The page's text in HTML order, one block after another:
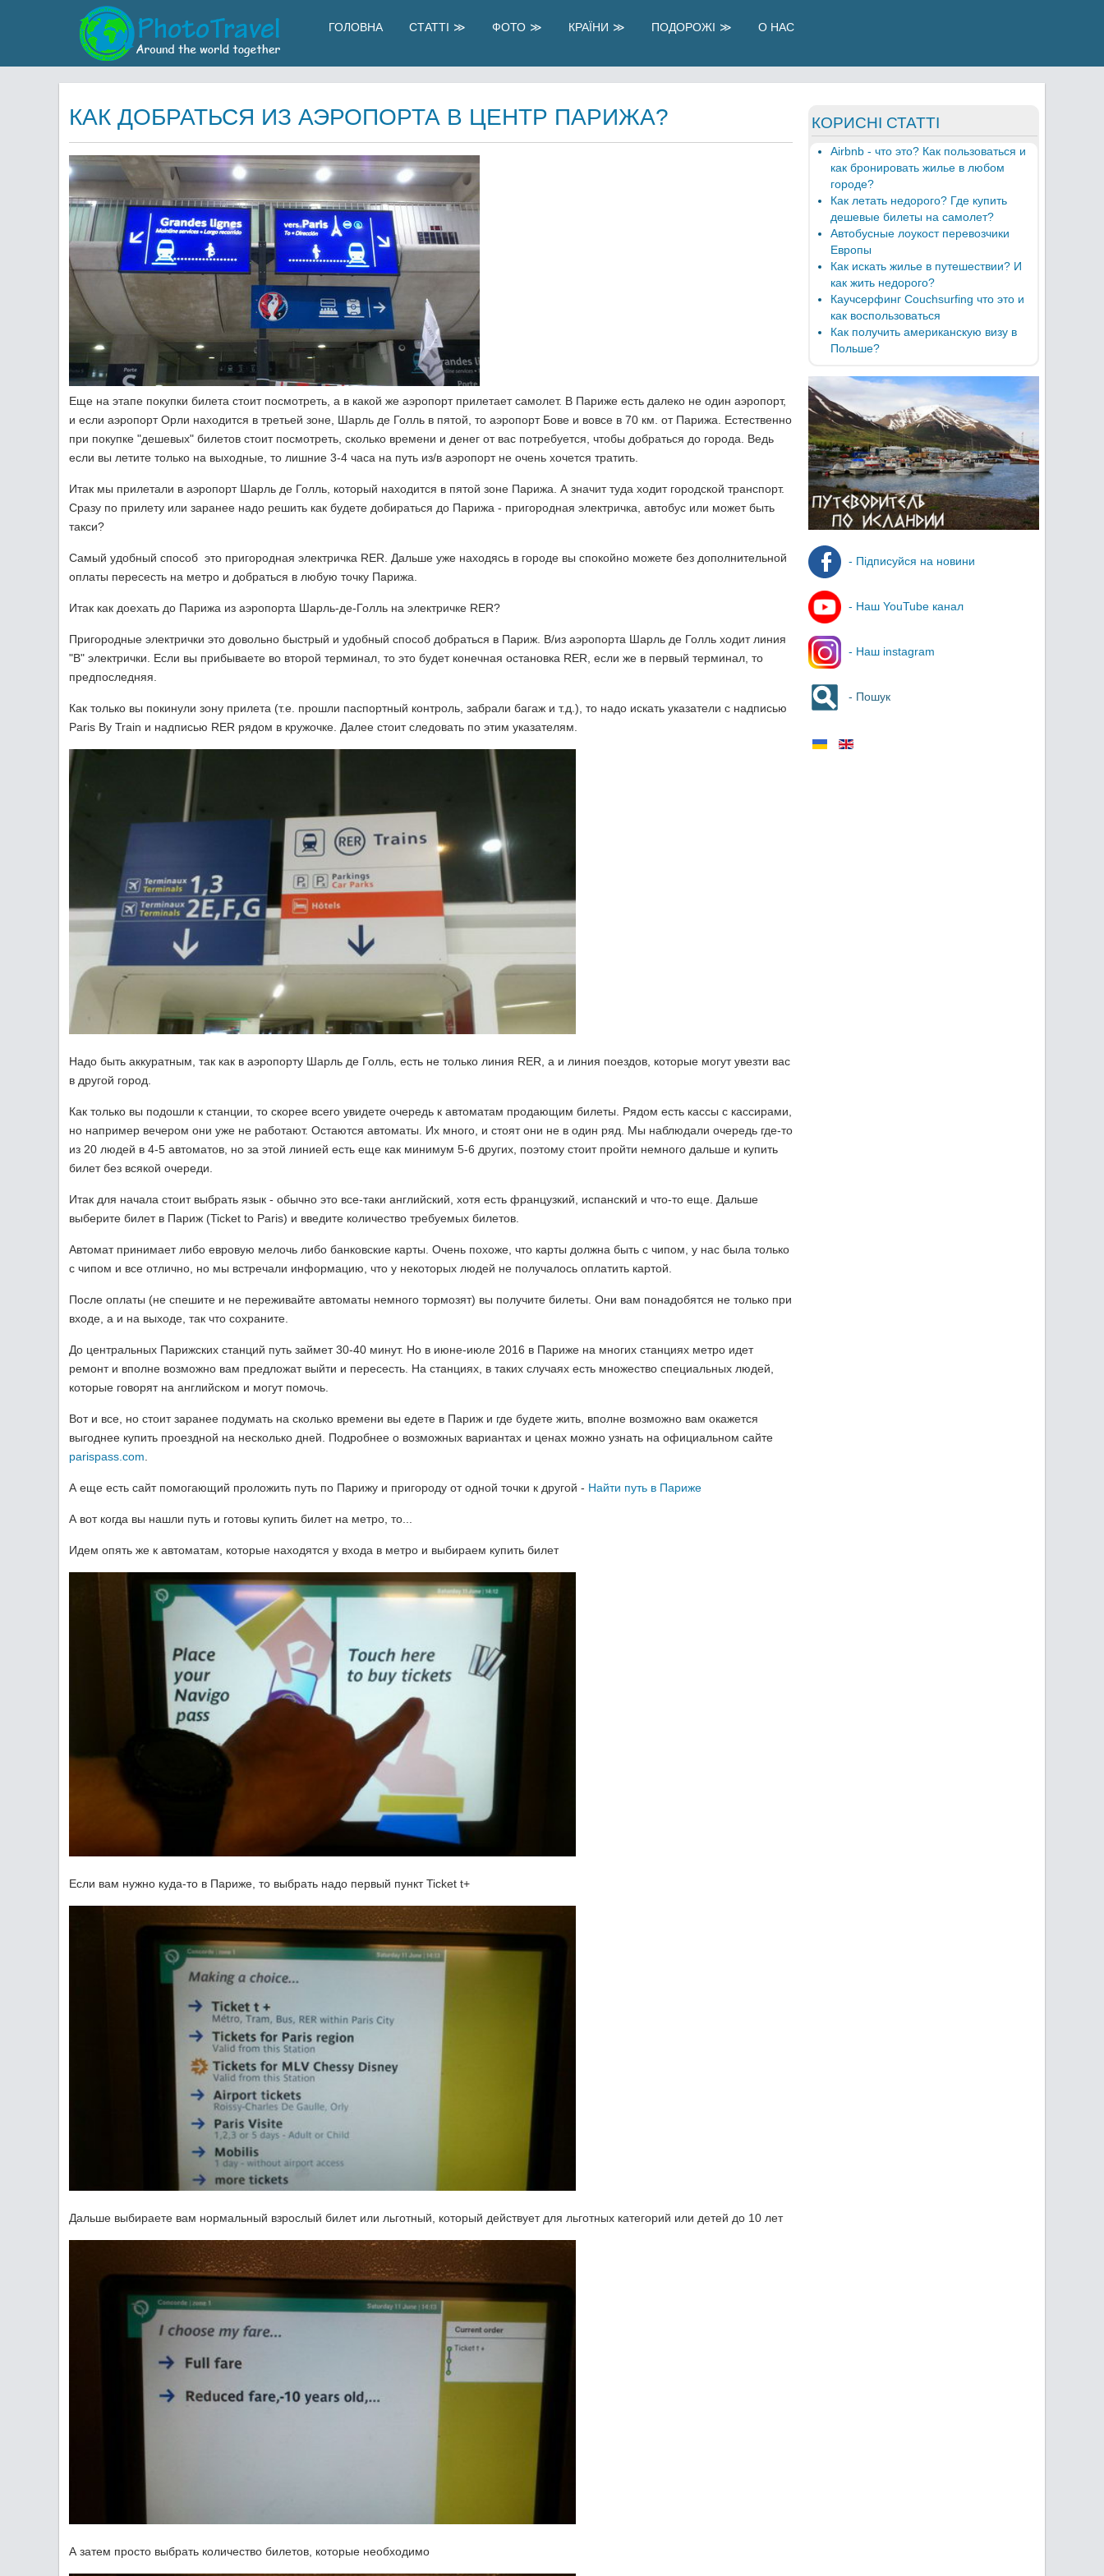
ГОЛОВНА СТАТТІ ФОТО КРАЇНИ ПОДОРОЖІ О НАС
КАК ДОБРАТЬСЯ ИЗ АЭРОПОРТА В ЦЕНТР ПАРИЖА?
Еще на этапе покупки билета стоит посмотреть, а в какой же аэропорт прилетает самолет. В Париже есть далеко не один аэропорт,
и если аэропорт Орли находится в третьей зоне, Шарль де Голль в пятой, то аэропорт Бове и вовсе в 70 км. от Парижа. Естественно
при покупке "дешевых" билетов стоит посмотреть, сколько времени и денег от вас потребуется, чтобы добраться до города. Ведь
если вы летите только на выходные, то лишние 3-4 часа на путь из/в аэропорт не очень хочется тратить.
Итак мы прилетали в аэропорт Шарль де Голль, который находится в пятой зоне Парижа. А значит туда ходит городской транспорт.
Сразу по прилету или заранее надо решить как будете добираться до Парижа - пригородная электричка, автобус или может быть
такси?
Самый удобный способ это пригородная электричка RER. Дальше уже находясь в городе вы спокойно можете без дополнительной
оплаты пересесть на метро и добраться в любую точку Парижа.
Итак как доехать до Парижа из аэропорта Шарль-де-Голль на электричке RER?
Пригородные электрички это довольно быстрый и удобный способ добраться в Париж. В/из аэропорта Шарль де Голль ходит линия
"B" электрички. Если вы прибываете во второй терминал, то это будет конечная остановка RER, если же в первый терминал, то
предпоследняя.
Как только вы покинули зону прилета (т.е. прошли паспортный контроль, забрали багаж и т.д.), то надо искать указатели с надписью
Paris By Train и надписью RER рядом в кружочке. Далее стоит следовать по этим указателям.
Надо быть аккуратным, так как в аэропорту Шарль де Голль, есть не только линия RER, а и линия поездов, которые могут увезти вас
в другой город.
Как только вы подошли к станции, то скорее всего увидете очередь к автоматам продающим билеты. Рядом есть кассы с кассирами,
но например вечером они уже не работают. Остаются автоматы. Их много, и стоят они не в один ряд. Мы наблюдали очередь где-то
из 20 людей в 4-5 автоматов, но за этой линией есть еще как минимум 5-6 других, поэтому стоит пройти немного дальше и купить
билет без всякой очереди.
Итак для начала стоит выбрать язык - обычно это все-таки английский, хотя есть французкий, испанский и что-то еще. Дальше
выберите билет в Париж (Ticket to Paris) и введите количество требуемых билетов.
Автомат принимает либо евровую мелочь либо банковские карты. Очень похоже, что карты должна быть с чипом, у нас была только
с чипом и все отлично, но мы встречали информацию, что у некоторых людей не получалось оплатить картой.
После оплаты (не спешите и не переживайте автоматы немного тормозят) вы получите билеты. Они вам понадобятся не только при
входе, а и на выходе, так что сохраните.
До центральных Парижских станций путь займет 30-40 минут. Но в июне-июле 2016 в Париже на многих станциях метро идет
ремонт и вполне возможно вам предложат выйти и пересесть. На станциях, в таких случаях есть множество специальных людей,
которые говорят на английском и могут помочь.
Вот и все, но стоит заранее подумать на сколько времени вы едете в Париж и где будете жить, вполне возможно вам окажется
выгоднее купить проездной на несколько дней. Подробнее о возможных вариантах и ценах можно узнать на официальном сайте
parispass.com
А еще есть сайт помогающий проложить путь по Парижу и пригороду от одной точки к другой - Найти путь в Париже
А вот когда вы нашли путь и готовы купить билет на метро, то...
Идем опять же к автоматам, которые находятся у входа в метро и выбираем купить билет
Если вам нужно куда-то в Париже, то выбрать надо первый пункт Ticket t+
Дальше выбираете вам нормальный взрослый билет или льготный, который действует для льготных категорий или детей до 10 лет
А затем просто выбрать количество билетов, которые необходимо
КОРИСНІ СТАТТІ
Airbnb - что это? Как пользоваться и
как бронировать жилье в любом
городе?
Как летать недорого? Где купить
дешевые билеты на самолет?
Автобусные лоукост перевозчики
Европы
Как искать жилье в путешествии? И
как жить недорого?
Каучсерфинг Couchsurfing что это и
как воспользоваться
Как получить американскую визу в
Польше?
- Підписуйся на новини
- Наш YouTube канал
- Наш instagram
- Пошук